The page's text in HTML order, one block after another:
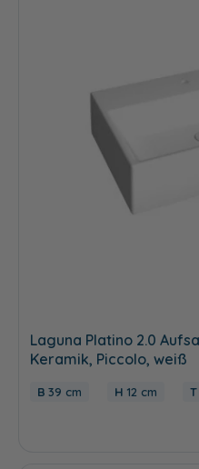
Laguna Platino 2.0
Keramik, Piccolo, weiß
39 cm 12 cm